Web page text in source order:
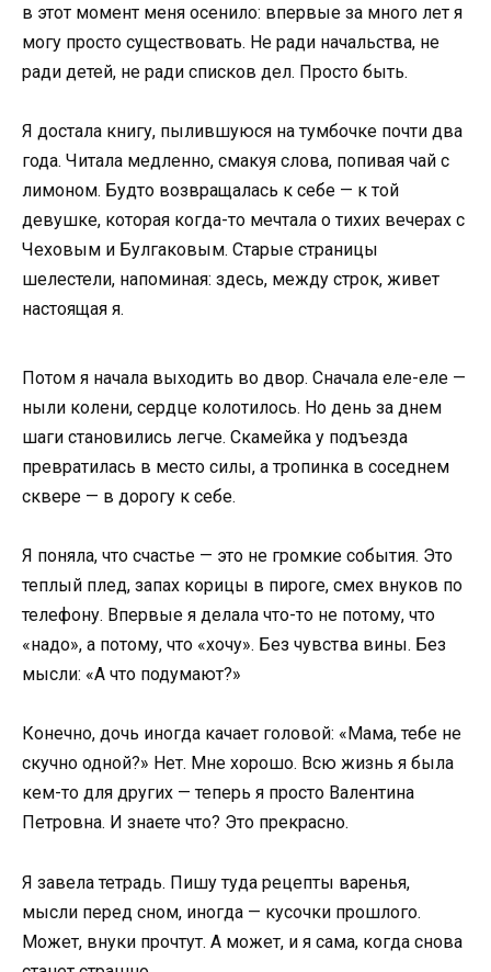
в этот момент меня осенило: впервые за много лет я
могу просто существовать. Не ради начальства, не
ради детей, не ради списков дел. Просто быть.
Я достала книгу, пылившуюся на тумбочке почти два
года. Читала медленно, смакуя слова, попивая чай с
лимоном. Будто возвращалась к себе — к той
девушке, которая когда-то мечтала о тихих вечерах с
Чеховым и Булгаковым. Старые страницы
шелестели, напоминая: здесь, между строк, живет
настоящая я.
Потом я начала выходить во двор. Сначала еле-еле —
ныли колени, сердце колотилось. Но день за днем
шаги становились легче. Скамейка у подъезда
превратилась в место силы, а тропинка в соседнем
сквере — в дорогу к себе.
Я поняла, что счастье — это не громкие события. Это
теплый плед, запах корицы в пироге, смех внуков по
телефону. Впервые я делала что-то не потому, что
«надо», а потому, что «хочу». Без чувства вины. Без
мысли: «А что подумают?»
Конечно, дочь иногда качает головой: «Мама, тебе не
скучно одной?» Нет. Мне хорошо. Всю жизнь я была
кем-то для других — теперь я просто Валентина
Петровна. И знаете что? Это прекрасно.
Я завела тетрадь. Пишу туда рецепты варенья,
мысли перед сном, иногда — кусочки прошлого.
Может, внуки прочтут. А может, и я сама, когда снова